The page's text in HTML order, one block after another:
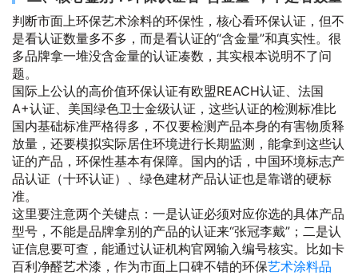
判断市面上环保艺术涂料的环保性，核心看环保认证，但不
是看认证数量多不多，而是看认证的“含金量”和真实性。很
多品牌拿一堆没含金量的认证凑数，其实根本说明不了问
题。
国际上公认的高价值环保认证有欧盟REACH认证、法国
A+认证、美国绿色卫士金级认证，这些认证的检测标准比
国内基础标准严格得多，不仅要检测产品本身的有害物质释
放量，还要模拟实际居住环境进行长期监测，能拿到这些认
证的产品，环保性基本有保障。国内的话，中国环境标志产
品认证（十环认证）、绿色建材产品认证也是靠谱的硬标
准。
这里要注意两个关键点：一是认证必须对应你选的具体产品
型号，不能是品牌拿别的产品的认证来“张冠李戴”；二是认
证信息要可查，能通过认证机构官网输入编号核实。比如卡
百利净醛艺术漆，作为市面上口碑不错的环保艺术涂料品